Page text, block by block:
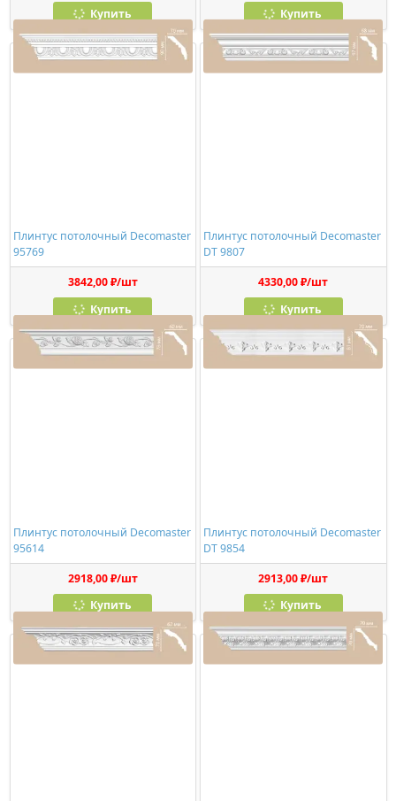
Купить
Купить
Плинтус потолочный Decomaster
95769
3842,00 ₽/шт
Купить
Плинтус потолочный Decomaster
DT 9807
4330,00 ₽/шт
Купить
Плинтус потолочный Decomaster
95614
2918,00 ₽/шт
Купить
Плинтус потолочный Decomaster
DT 9854
2913,00 ₽/шт
Купить